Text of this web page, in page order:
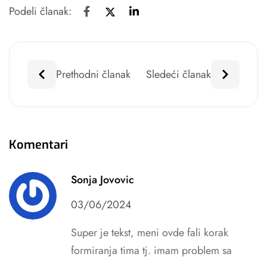
Podeli članak:
Prethodni članak Sledeći članak
Komentari
Sonja Jovovic
03/06/2024
Super je tekst, meni ovde fali korak
formiranja tima tj. imam problem sa